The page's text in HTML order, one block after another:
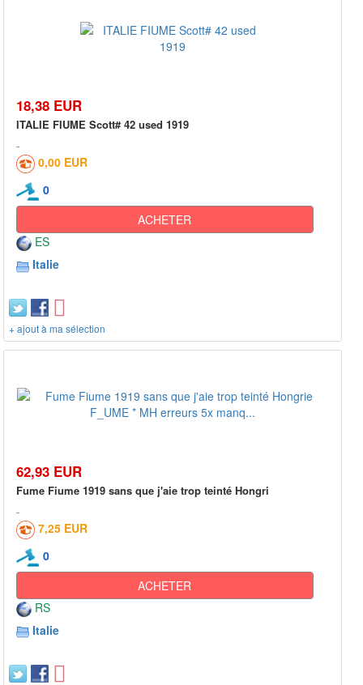
18,38 EUR
ITALIE FIUME Scott# 42 used 1919
0,00 EUR
0
ACHETER
ES
Italie
+ ajout à ma sélection
62,93 EUR
Fume Fiume 1919 sans que j'aie trop teinté Hongri
7,25 EUR
0
ACHETER
RS
Italie